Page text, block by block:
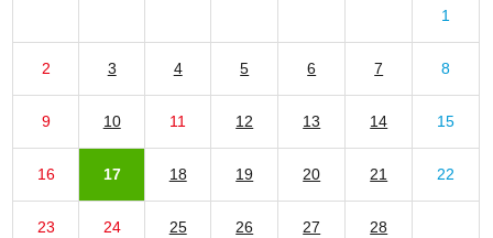
1
2 3 4 5 6 7 8
9 10 11 12 13 14 15
16 17 18 19 20 21 22
23 24 25 26 27 28